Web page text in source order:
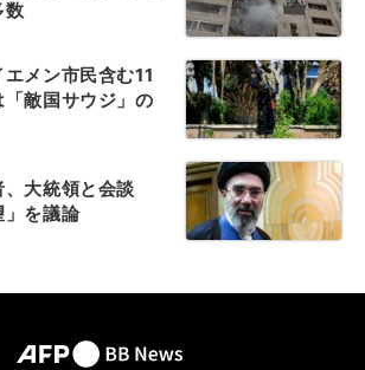
数
メン市民含む11
「敵国サウジ」の
大統領と会談
」を議論